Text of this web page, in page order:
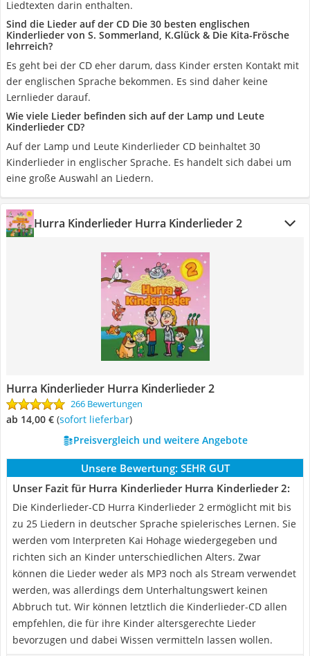
Liedtexten darin enthalten.
Sind die Lieder auf der CD Die 30 besten englischen
Kinderlieder von S. Sommerland, K.Glück & Die Kita-Frösche
lehrreich?
Es geht bei der CD eher darum, dass Kinder ersten Kontakt mit
der englischen Sprache bekommen. Es sind daher keine
Lernlieder darauf.
Wie viele Lieder befinden sich auf der Lamp und Leute
Kinderlieder CD?
Auf der Lamp und Leute Kinderlieder CD beinhaltet 30
Kinderlieder in englischer Sprache. Es handelt sich dabei um
eine große Auswahl an Liedern.
Hurra Kinderlieder Hurra Kinderlieder 2
Hurra Kinderlieder Hurra Kinderlieder 2
266 Bewertungen
ab 14,00 € ( Sofort lieferbar)
Preisvergleich und weitere Angebote
Unsere Bewertung: SEHR GUT
Unser Fazit für Hurra Kinderlieder Hurra Kinderlieder 2:
Die Kinderlieder-CD Hurra Kinderlieder 2 ermöglicht mit bis
zu 25 Liedern in deutscher Sprache spielerisches Lernen. Sie
werden vom Interpreten Kai Hohage wiedergegeben und
richten sich an Kinder unterschiedlichen Alters. Zwar
können die Lieder weder als MP3 noch als Stream verwendet
werden, was allerdings dem Unterhaltungswert keinen
Abbruch tut. Wir können letztlich die Kinderlieder-CD allen
empfehlen, die für ihre Kinder altersgerechte Lieder
bevorzugen und dabei Wissen vermitteln lassen wollen.